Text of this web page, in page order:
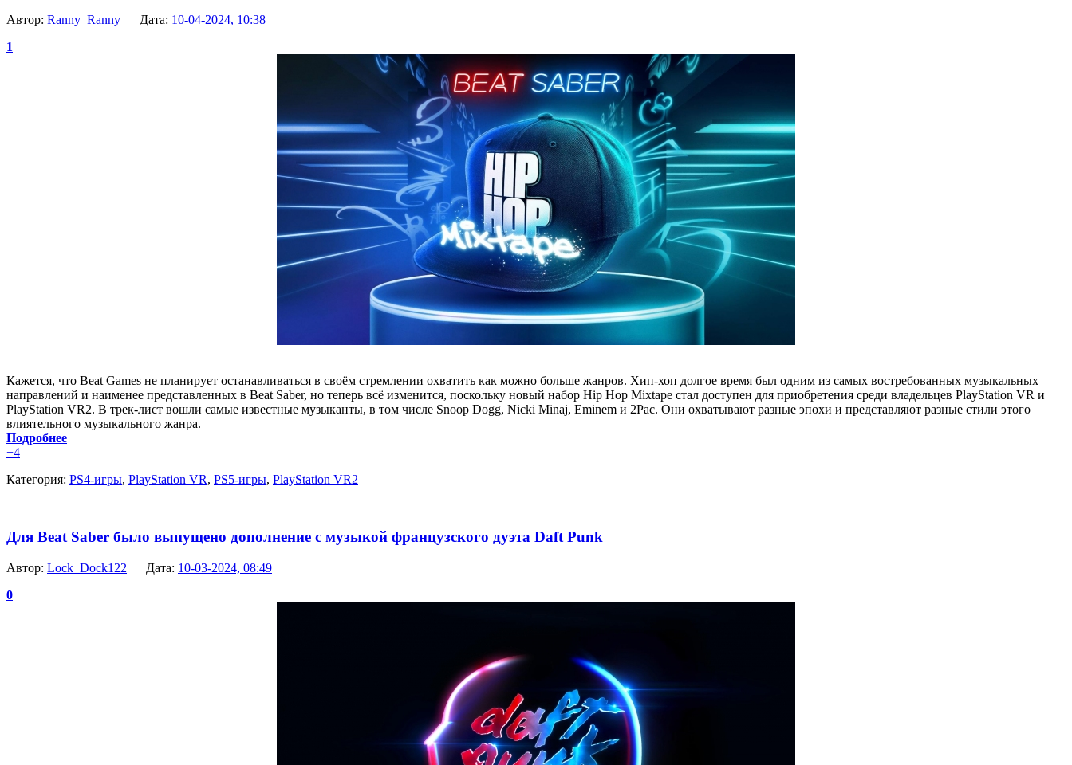
Автор: Ranny_Ranny Дата: 10-04-2024, 10:38
1
Кажется, что Beat Games не планирует останавливаться в своём стремлении охватить как можно больше жанров. Хип-хоп долгое время был одним из самых востребованных музыкальных
направлений и наименее представленных в Beat Saber, но теперь всё изменится, поскольку новый набор Hip Hop Mixtape стал доступен для приобретения среди владельцев PlayStation VR и
PlayStation VR2. В трек-лист вошли самые известные музыканты, в том числе Snoop Dogg, Nicki Minaj, Eminem и 2Pac. Они охватывают разные эпохи и представляют разные стили этого
влиятельного музыкального жанра.
Подробнее
+4
Категория: PS4-игры, PlayStation VR, PS5-игры, PlayStation VR2
Для Beat Saber было выпущено дополнение с музыкой французского дуэта Daft Punk
Автор: Lock_Dock122 Дата: 10-03-2024, 08:49
0